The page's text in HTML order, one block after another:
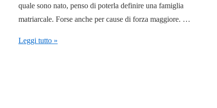
quale sono nato, penso di poterla definire una famiglia
matriarcale. Forse anche per cause di forza maggiore. …
70
Leggi tutto »